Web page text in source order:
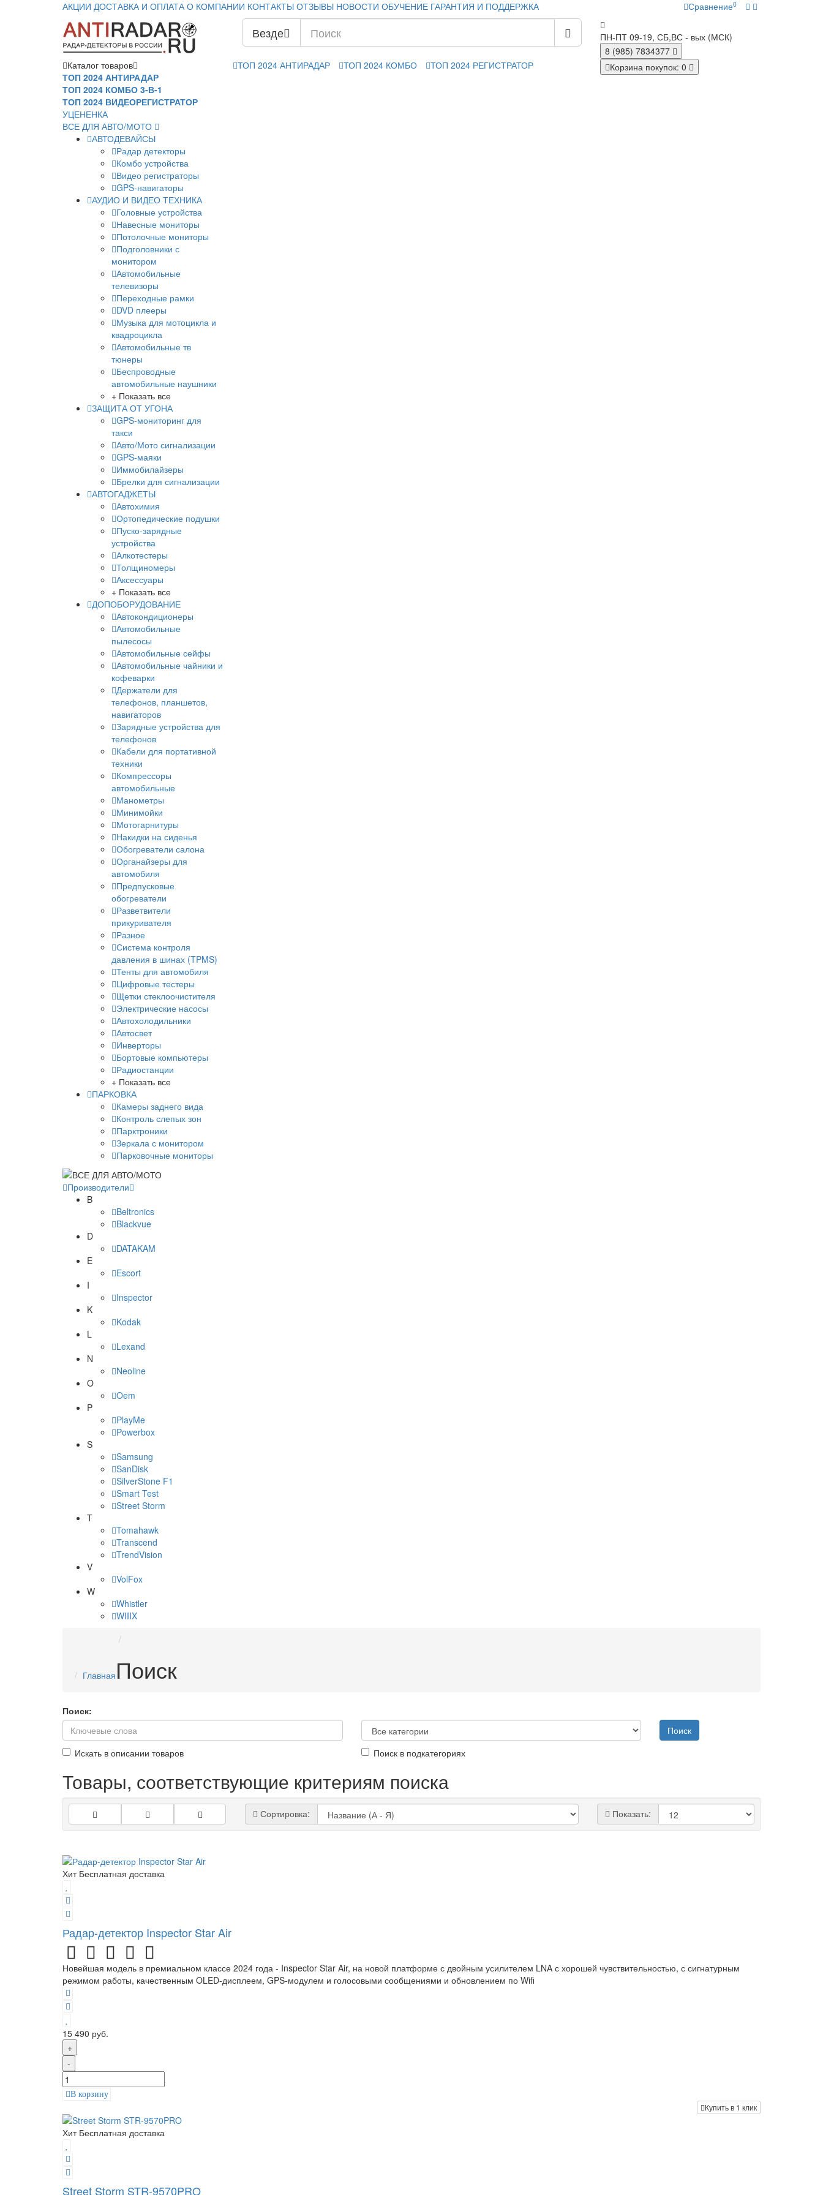
АКЦИИ ДОСТАВКА И ОПЛАТА О КОМПАНИИ КОНТАКТЫ ОТЗЫВЫ НОВОСТИ ОБУЧЕНИЕ ГАРАНТИЯ И ПОДДЕРЖКА Сравнение0
Везде
ПН-ПТ 09-19, СБ,ВС - вых (МСК)
8 (985) 7834377
Каталог товаров
ТОП 2024 АНТИРАДАР
ТОП 2024 КОМБО 3-В-1
ТОП 2024 ВИДЕОРЕГИСТРАТОР
УЦЕНЕНКА
ВСЕ ДЛЯ АВТО/МОТО
АВТОДЕВАЙСЫ
Радар детекторы
Комбо устройства
Видео регистраторы
GPS-навигаторы
АУДИО И ВИДЕО ТЕХНИКА
Головные устройства
Навесные мониторы
Потолочные мониторы
Подголовники с
монитором
Автомобильные
телевизоры
Переходные рамки
DVD плееры
Музыка для мотоцикла и
квадроцикла
Автомобильные тв
тюнеры
Беспроводные
автомобильные наушники
+ Показать все
ЗАЩИТА ОТ УГОНА
GPS-мониторинг для
такси
Авто/Мото сигнализации
GPS-маяки
Иммобилайзеры
Брелки для сигнализации
АВТОГАДЖЕТЫ
Автохимия
Ортопедические подушки
Пуско-зарядные
устройства
Алкотестеры
Толщиномеры
Аксессуары
+ Показать все
ДОПОБОРУДОВАНИЕ
Автокондиционеры
Автомобильные
пылесосы
Автомобильные сейфы
Автомобильные чайники и
кофеварки
Держатели для
телефонов, планшетов,
навигаторов
Зарядные устройства для
телефонов
Кабели для портативной
техники
Компрессоры
автомобильные
Манометры
Минимойки
Мотогарнитуры
Накидки на сиденья
Обогреватели салона
Органайзеры для
автомобиля
Предпусковые
обогреватели
Разветвители
прикуривателя
Разное
Система контроля
давления в шинах (TPMS)
Тенты для автомобиля
Цифровые тестеры
Щетки стеклоочистителя
Электрические насосы
Автохолодильники
Автосвет
Инверторы
Бортовые компьютеры
Радиостанции
+ Показать все
ПАРКОВКА
Камеры заднего вида
Контроль слепых зон
Парктроники
Зеркала с монитором
Парковочные мониторы
Производители
B
Beltronics
Blackvue
D
DATAKAM
E
Escort
I
Inspector
K
Kodak
L
Lexand
N
Neoline
O
Oem
P
PlayMe
Powerbox
S
Samsung
SanDisk
SilverStone F1
Smart Test
Street Storm
T
Tomahawk
Transcend
TrendVision
V
VolFox
W
Whistler
WIIIX
ТОП 2024 АНТИРАДАР ТОП 2024 КОМБО ТОП 2024 РЕГИСТРАТОР Корзинапокупок: 0
Главная Поиск
Поиск:
Искать в описании товаров Поиск в подкатегориях
Товары, соответствующие критериям поиска
Сортировка: Показать:
Хит Бесплатная доставка
Радар-детектор Inspector Star Air
Новейшая модель в премиальном классе 2024 года - Inspector Star Air, на новой платформе с двойным усилителем LNA с хорошей чувствительностью, с сигнатурным
режимом работы, качественным OLED-дисплеем, GPS-модулем и голосовыми сообщениями и обновлением по Wifi
15 490 руб.
+
-
В корзину
Купить в 1 клик
Хит Бесплатная доставка
Street Storm STR-9570PRO